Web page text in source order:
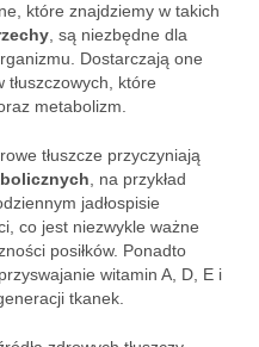
które znajdziemy w takich
, są niezbędne dla
Dostarczają one
które
metabolizm.
tłuszcze przyczyniają
, na przykład
jadłospisie
co jest niezwykle ważne
posiłków. Ponadto
witamin A, D, E i
tkanek.